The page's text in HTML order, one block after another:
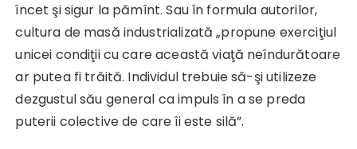
încet şi sigur la pămînt. Sau în formula autorilor,
cultura de masă industrializată „propune exerciţiul
unicei condiţii cu care această viaţă neîndurătoare
ar putea fi trăită. Individul trebuie să-şi utilizeze
dezgustul său general ca impuls în a se preda
puterii colective de care îi este silă”.